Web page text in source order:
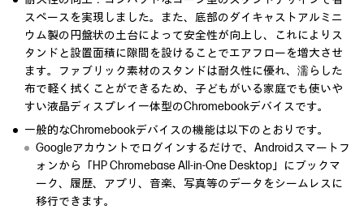
スペースを実現しました。また、底部のダイキャストアルミニ
ウム製の円盤状の土台によって安全性が向上し、これによりス
タンドと設置面積に隙間を設けることでエアフローを増大させ
ます。ファブリック素材のスタンドは耐久性に優れ、濡らした
布で軽く拭くことができるため、子どもがいる家庭でも使いや
すい液晶ディスプレイ一体型のChromebookデバイスです。
一般的なChromebookデバイスの機能は以下のとおりです。
Googleアカウントでログインするだけで、Androidスマートフ
ォンから「HP Chromebase All-in-One Desktop」にブックマ
ーク、履歴、アプリ、音楽、写真等のデータをシームレスに
移行できます。